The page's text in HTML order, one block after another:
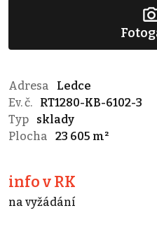
Adresa
Ledce
Ev. č.
RT1280-KB-6102-3
Typ
sklady
Plocha
23 605 m²
info v RK
na vyžádání